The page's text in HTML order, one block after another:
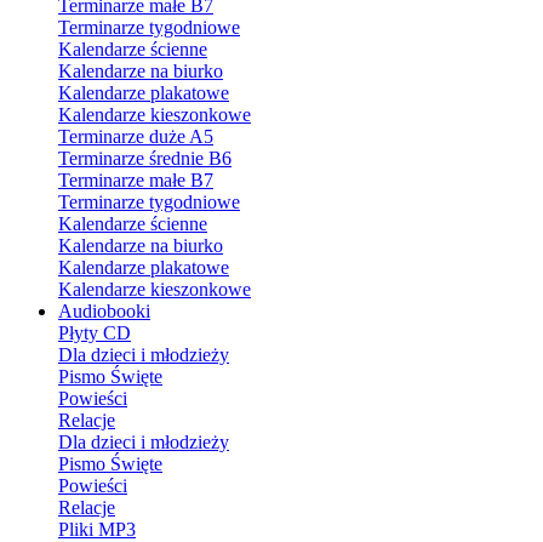
Terminarze małe B7
Terminarze tygodniowe
Kalendarze ścienne
Kalendarze na biurko
Kalendarze plakatowe
Kalendarze kieszonkowe
Terminarze duże A5
Terminarze średnie B6
Terminarze małe B7
Terminarze tygodniowe
Kalendarze ścienne
Kalendarze na biurko
Kalendarze plakatowe
Kalendarze kieszonkowe
Audiobooki
Płyty CD
Dla dzieci i młodzieży
Pismo Święte
Powieści
Relacje
Dla dzieci i młodzieży
Pismo Święte
Powieści
Relacje
Pliki MP3